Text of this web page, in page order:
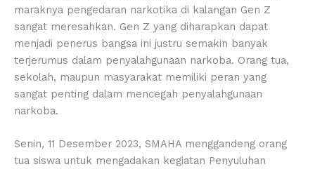
maraknya pengedaran narkotika di kalangan Gen Z
sangat meresahkan. Gen Z yang diharapkan dapat
menjadi penerus bangsa ini justru semakin banyak
terjerumus dalam penyalahgunaan narkoba. Orang tua,
sekolah, maupun masyarakat memiliki peran yang
sangat penting dalam mencegah penyalahgunaan
narkoba.
Senin, 11 Desember 2023, SMAHA menggandeng orang
tua siswa untuk mengadakan kegiatan Penyuluhan